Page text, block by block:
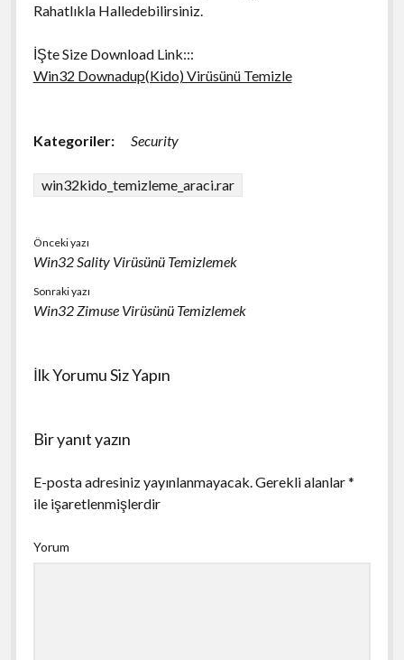
Rahatlıkla Halledebilirsiniz.
İŞte Size Download Link:::
Win32 Downadup(Kido) Virüsünü Temizle
Kategoriler: Security
win32kido_temizleme_araci.rar
Önceki yazı
Win32 Sality Virüsünü Temizlemek
Sonraki yazı
Win32 Zimuse Virüsünü Temizlemek
İlk Yorumu Siz Yapın
Bir yanıt yazın
E-posta adresiniz yayınlanmayacak.Gerekli alanlar*
ile işaretlenmişlerdir
Yorum